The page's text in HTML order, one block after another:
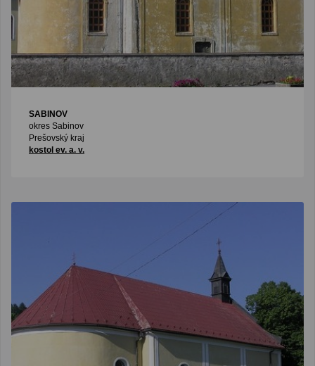
SABINOV
okres Sabinov
Prešovský kraj
kostol ev. a. v.